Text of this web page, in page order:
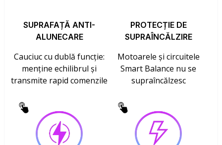
SUPRAFAȚĂ ANTI-
ALUNECARE
Cauciuc cu dublă funcție:
menține echilibrul și
transmite rapid comenzile
PROTECȚIE DE
SUPRAÎNCĂLZIRE
Motoarele și circuitele
Smart Balance nu se
supraîncălzesc